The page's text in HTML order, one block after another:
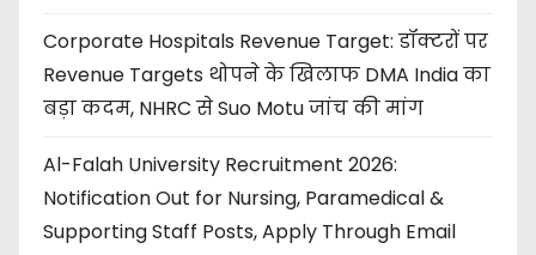
Corporate Hospitals Revenue Target: डॉक्टरों पर
Revenue Targets थोपने के खिलाफ DMA India का
बड़ा कदम, NHRC से Suo Motu जांच की मांग
Al-Falah University Recruitment 2026:
Notification Out for Nursing, Paramedical &
Supporting Staff Posts, Apply Through Email